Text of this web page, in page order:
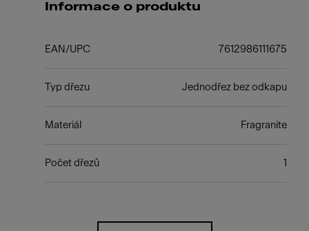
Informace o produktu
EAN/UPC 7612986111675
Typ dřezu Jednodřez bez odkapu
Materiál Fragranite
Počet dřezů 1